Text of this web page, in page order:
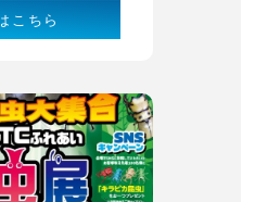
こちら